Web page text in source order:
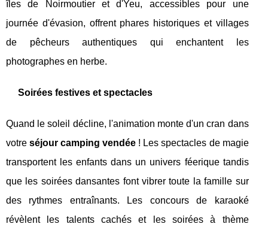
îles de Noirmoutier et d'Yeu, accessibles pour une
journée d'évasion, offrent phares historiques et villages
de pêcheurs authentiques qui enchantent les
photographes en herbe.
Soirées festives et spectacles
Quand le soleil décline, l'animation monte d'un cran dans
votreséjour camping vendée ! Les spectacles de magie
transportent les enfants dans un univers féerique tandis
que les soirées dansantes font vibrer toute la famille sur
des rythmes entraînants. Les concours de karaoké
révèlent les talents cachés et les soirées à thème